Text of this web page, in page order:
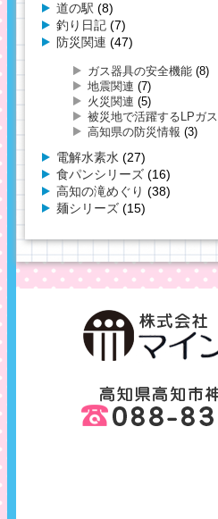
道の駅 (8)
釣り日記 (7)
防災関連 (47)
ガス器具の安全機能 (8)
地震関連 (7)
火災関連 (5)
被災地で活躍するLPガス
高知県の防災情報 (3)
電解水素水 (27)
食パンシリーズ (16)
高知の滝めぐり (38)
麺シリーズ (15)